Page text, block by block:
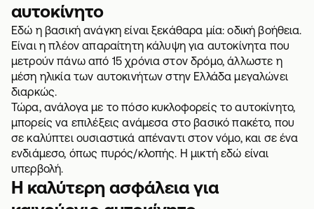
αυτοκίνητο
Εδώ η βασική ανάγκη είναι ξεκάθαρα μία: οδική βοήθεια.
Είναι η πλέον απαραίτητη κάλυψη για αυτοκίνητα που
μετρούν πάνω από 15 χρόνια στον δρόμο, άλλωστε η
μέση ηλικία των αυτοκινήτων στην Ελλάδα μεγαλώνει
διαρκώς.
Τώρα, ανάλογα με το πόσο κυκλοφορείς το αυτοκίνητο,
μπορείς να επιλέξεις ανάμεσα στο βασικό πακέτο, που
σε καλύπτει ουσιαστικά απέναντι στον νόμο, και σε ένα
ενδιάμεσο, όπως πυρός/κλοπής. Η μικτή εδώ είναι
υπερβολή.
Η καλύτερη ασφάλεια για